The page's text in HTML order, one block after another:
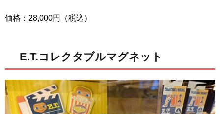
価格：28,000円（税込）
E.T.コレクタブルマグネット